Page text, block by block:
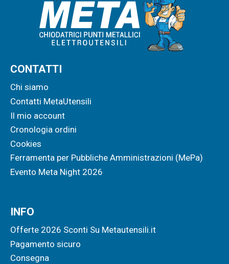
CONTATTI
Chi siamo
Contatti MetaUtensili
Il mio account
Cronologia ordini
Cookies
Ferramenta per Pubbliche Amministrazioni (MePa)
Evento Meta Night 2026
INFO
Offerte 2026 Sconti Su Metautensili.it
Pagamento sicuro
Consegna